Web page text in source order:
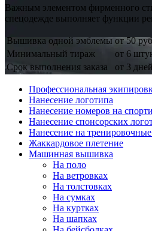
Важным элементом фирменного
спецодежде выполняет функции
Вышивка одной эмблемы от 50
Минимальный тираж
от 6
Срок выполнения заказа
от 3 дней
Профессиональная
Нанесение логотипа
Нанесение номеров на
Нанесение спонсорских
Нанесение на
Жаккардовое плетение
Машинная вышивка
На поло
На ветровках
На толстовках
На сумках
На куртках
На шапках